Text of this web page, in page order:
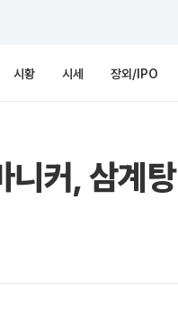
시황 시세 장외/IPO
니커, 삼계